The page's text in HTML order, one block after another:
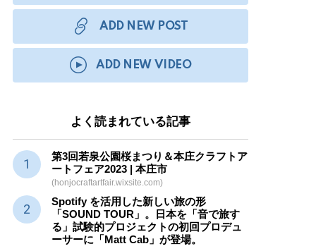
ADD NEW POST
ADD NEW VIDEO
よく読まれている記事
第3回若泉公園桜まつり＆本庄クラフトア
ートフェア2023 | 本庄市
(honjocraftartfair.wixsite.com)
Spotify を活用した新しい旅の形
「SOUND TOUR」。日本を「音で旅す
る」試験的プロジェクトの初回プロデュ
ーサーに「Matt Cab」が登場。